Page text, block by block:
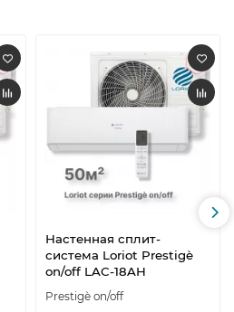
Настенная сплит-
система Loriot Prestigè
on/off LAC-18AH
Prestigè on/off